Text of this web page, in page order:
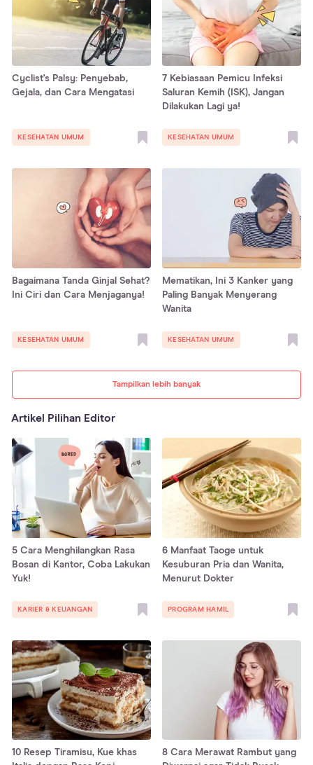
Tampilkan lebih banyak
Cyclist's Palsy: Penyebab,
Gejala, dan Cara Mengatasi
KESEHATAN UMUM
7 Kebiasaan Pemicu Infeksi
Saluran Kemih (ISK), Jangan
Dilakukan Lagi ya!
KESEHATAN UMUM
Bagaimana Tanda Ginjal Sehat?
Ini Ciri dan Cara Menjaganya!
KESEHATAN UMUM
Mematikan, Ini 3 Kanker yang
Paling Banyak Menyerang
Wanita
KESEHATAN UMUM
Artikel Pilihan Editor
5 Cara Menghilangkan Rasa
Bosan di Kantor, Coba Lakukan
Yuk!
KARIER & KEUANGAN
6 Manfaat Taoge untuk
Kesuburan Pria dan Wanita,
Menurut Dokter
PROGRAM HAMIL
10 Resep Tiramisu, Kue khas
8 Cara Merawat Rambut yang